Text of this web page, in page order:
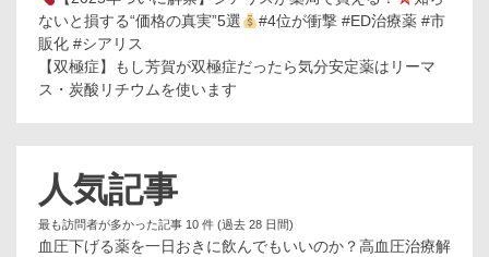
ないと損する“価格の真実”5選
#4位が衝撃 #ED治療薬 #市
販化 #シアリス
【双極症】もし芳賀が双極症だったら気分安定薬はリーマ
ス・炭酸リチウムを使います
人気記事
最も訪問者が多かった記事 10 件 (過去 28 日間)
血圧下げる薬を一日おきに飲んでもいいのか？高血圧治療解